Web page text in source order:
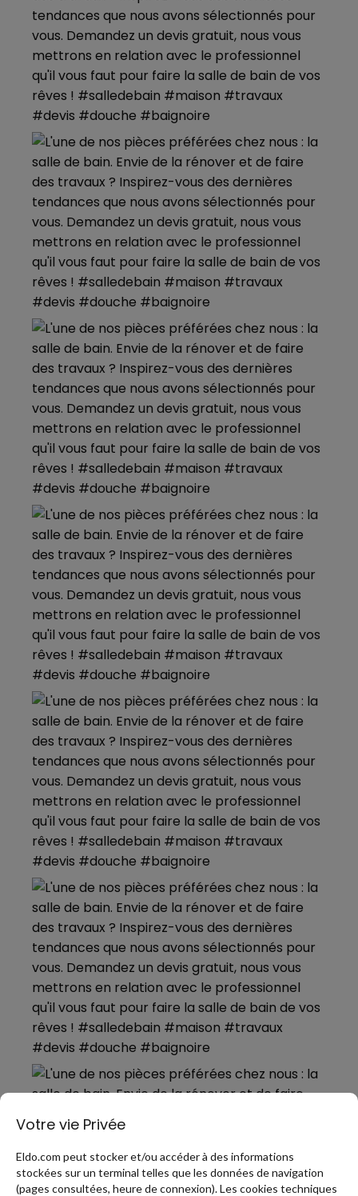
Votre vie Privée
Eldo.com peut stocker et/ou accéder à des informations
stockées sur un terminal telles que les données de navigation
(pages consultées, heure de connexion). Les cookies techniques